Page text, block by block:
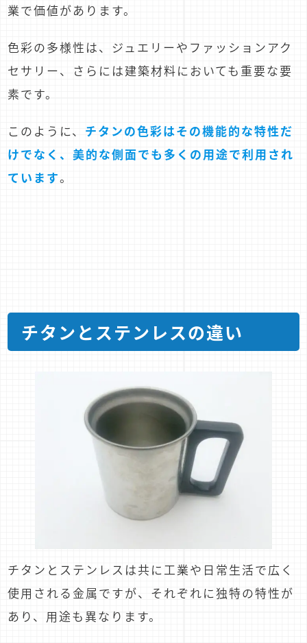
業で価値があります。
色彩の多様性は、ジュエリーやファッションアク
セサリー、さらには建築材料においても重要な要
素です。
このように、 チタンの色彩はその機能的な特性だ
けでなく、美的な側面でも多くの用途で利用され
ています。
チタンとステンレスの違い
チタンとステンレスは共に工業や日常生活で広く
使用される金属ですが、それぞれに独特の特性が
あり、用途も異なります。